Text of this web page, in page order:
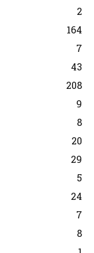
2
164
7
43
208
9
8
20
29
5
24
7
8